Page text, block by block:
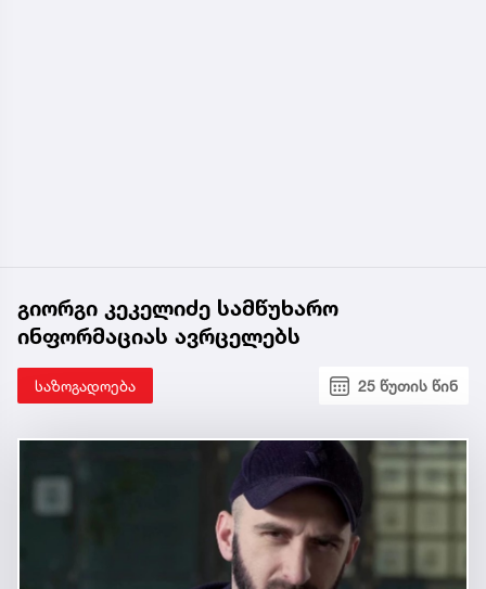
გიორგი კეკელიძე სამწუხარო
ინფორმაციას ავრცელებს
საზოგადოება 25 წუთის წინ